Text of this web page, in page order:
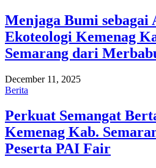
Menjaga Bumi sebagai
Ekoteologi Kemenag
Semarang dari
December 11, 2025
Berita
Perkuat Semangat
Kemenag Kab.
Peserta PAI Fair